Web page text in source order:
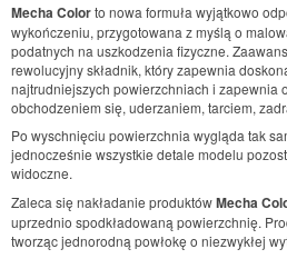
Mecha Colorto nowa formuła wyjątkowo
wykończeniu, przygotowana z myślą o
podatnych na uszkodzenia fizyczne.
rewolucyjny składnik, który zapewnia
najtrudniejszych powierzchniach i zapewnia
obchodzeniem się, uderzaniem, tarciem,
Po wyschnięciu powierzchnia wygląda tak
jednocześnie wszystkie detale modelu
widoczne.
Zaleca się nakładanie produktówMecha
uprzednio spodkładowaną powierzchnię.
tworząc jednorodną powłokę o niezwykłej